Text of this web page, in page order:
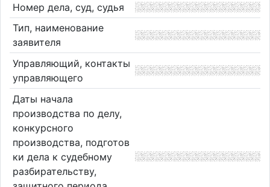
Номер дела, суд, судья
Тип, наименование
заявителя
Управляющий, контакты
управляющего
Даты начала
производства по делу,
конкурсного
производства, подготов
ки дела к судебному
разбирательству,